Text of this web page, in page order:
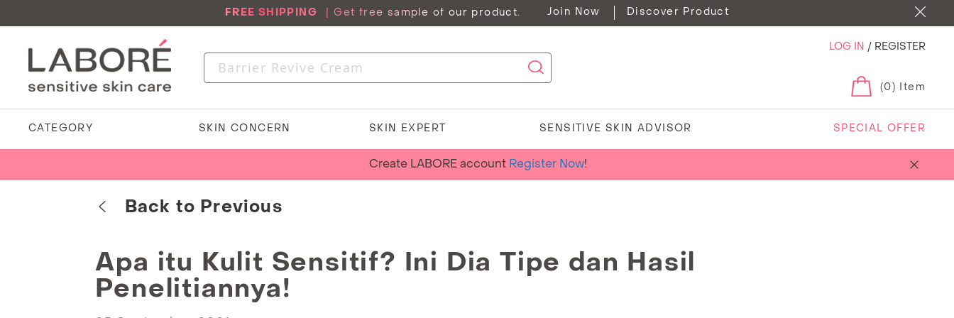
FREE SHIPPING | Get free sample of our product. Join Now Discover Product
LOG IN / REGISTER
(0) Item
CATEGORY SKIN CONCERN SKIN EXPERT SENSITIVE SKIN ADVISOR SPECIAL OFFER
Create LABORE account Register Now!
Back to Previous
Apa itu Kulit Sensitif? Ini Dia Tipe dan Hasil
Penelitiannya!